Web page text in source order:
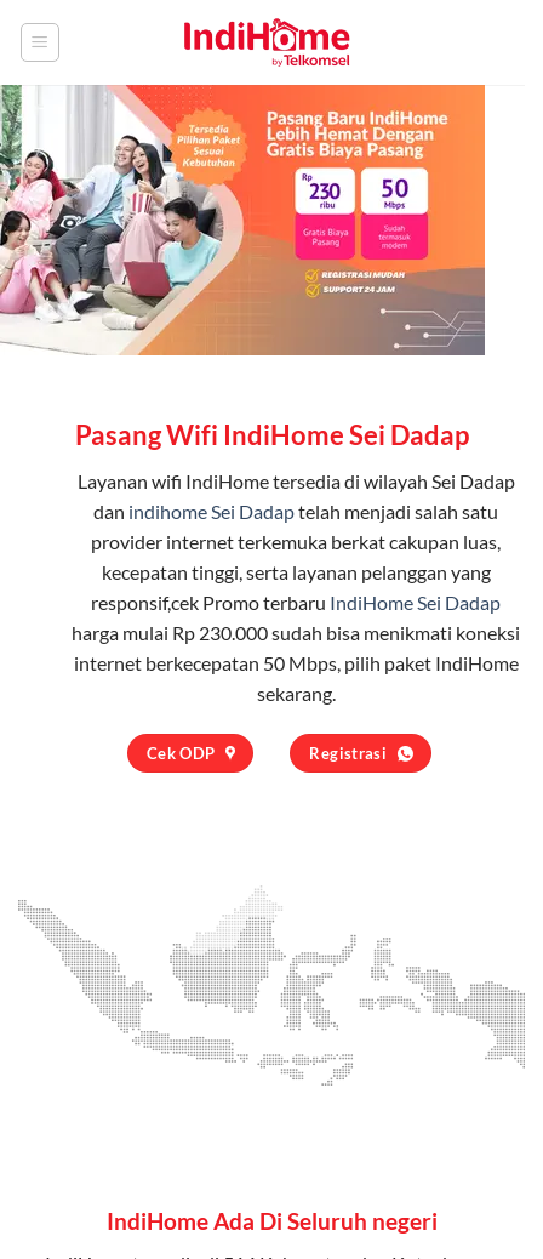
Pasang Wifi IndiHome Sei Dadap
Layanan wifi IndiHometersedia di wilayah Sei Dadap
dan indihome Sei Dadaptelah menjadi salah satu
provider internet terkemuka berkat cakupan luas,
kecepatan tinggi, serta layanan pelanggan yang
responsif,cek Promo terbaru IndiHome Sei Dadap
harga mulai Rp 230.000 sudah bisa menikmati koneksi
internet berkecepatan 50 Mbps, pilih paket IndiHome
sekarang.
Cek ODP Registrasi
IndiHome Ada Di Seluruh negeri